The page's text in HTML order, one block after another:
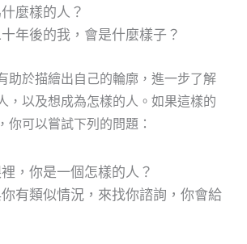
麼樣的人？
年後的我，會是什麼樣子？
助於描繪出自己的輪廓，進一步了解
，以及想成為怎樣的人。如果這樣的
你可以嘗試下列的問題：
，你是一個怎樣的人？
有類似情況，來找你諮詢，你會給